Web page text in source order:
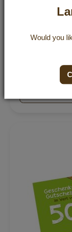
Bon
Évaluation:
Would you